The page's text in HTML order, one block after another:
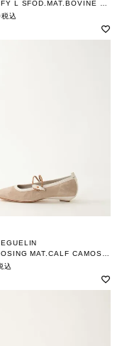
PRINTED MUFONE /POLVERE
税込
MAT.CALF CAMOSCIO VINTAGE BEIGE
グリン
込